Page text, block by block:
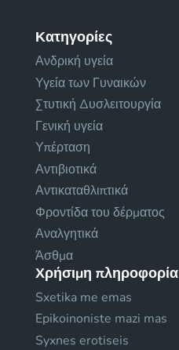
Κατηγορίες
Ανδρική υγεία
Υγεία των Γυναικών
Στυτική Δυσλειτουργία
Γενική υγεία
Υπέρταση
Αντιβιοτικά
Αντικαταθλιπτικά
Φροντίδα του δέρματος
Αναλγητικά
Άσθμα
Χρήσιμη πληροφορία
Sxetika me emas
Epikoinoniste mazi mas
Syxnes erotiseis